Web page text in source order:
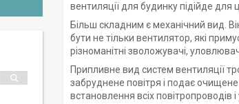
вентиляції для будинку підійде
Більш складним є механічний вид.
бути не тільки вентилятор, які
різноманітні зволожувачі,
Припливне вид систем вентиляції
забруднене повітря і подає
встановлення всіх повітропроводів